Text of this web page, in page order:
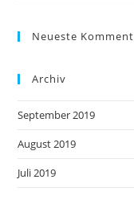
Neueste
Archiv
September 2019
August 2019
Juli 2019